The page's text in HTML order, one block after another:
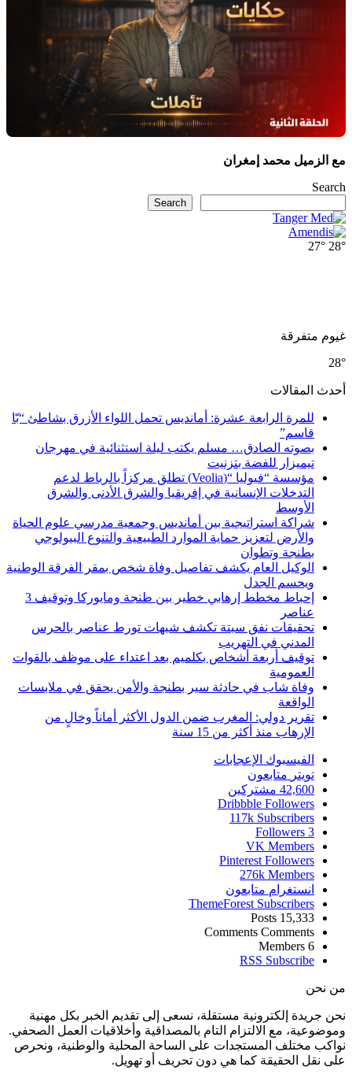
مع الزميل محمد إمغران
Search
Search
28°
27°
غيوم متفرقة
28°
أحدث المقالات
للمرة الرابعة عشرة: أمانديس تحمل اللواء الأزرق بشاطئ “بّا
قاسم”
بصوته الصادق… مسلم يكتب ليلة استثنائية في مهرجان
تيميزار للفضة بتزنيت
مؤسسة “فيوليا “(Veolia) تطلق مركزاً بالرباط لدعم
التدخلات الإنسانية في إفريقيا والشرق الأدنى والشرق
الأوسط
شراكة استراتيجية بين أمانديس وجمعية مدرسي علوم الحياة
والأرض لتعزيز حماية الموارد الطبيعية والتنوع البيولوجي
بطنجة وتطوان
الوكيل العام يكشف تفاصيل وفاة شخص بمقر الفرقة الوطنية
ويحسم الجدل
إحباط مخطط إرهابي خطير بين طنجة ومايوركا وتوقيف 3
عناصر
تحقيقات نفق سبتة تكشف شبهات تورط عناصر بالحرس
المدني في التهريب
توقيف أربعة أشخاص بكلميم بعد اعتداء على موظف بالقوات
العمومية
وفاة شاب في حادثة سير بطنجة والأمن يحقق في ملابسات
الواقعة
تقرير دولي: المغرب ضمن الدول الأكثر أماناً وخالٍ من
الإرهاب منذ أكثر من 15 سنة
الفيسبوك الإعجابات
تويتر متابعون
42,600 مشتركين
Dribbble Followers
117k Subscribers
3
Followers
VK Members
Pinterest Followers
276k Members
انستغرام متابعون
ThemeForest Subscribers
15,333
Posts
Comments Comments
6
Members
RSS Subscribe
من نحن
نحن جريدة إلكترونية مستقلة، نسعى إلى تقديم الخبر بكل مهنية
وموضوعية، مع الالتزام التام بالمصداقية وأخلاقيات العمل الصحفي.
نواكب مختلف المستجدات على الساحة المحلية والوطنية، ونحرص
على نقل الحقيقة كما هي دون تحريف أو تهويل.